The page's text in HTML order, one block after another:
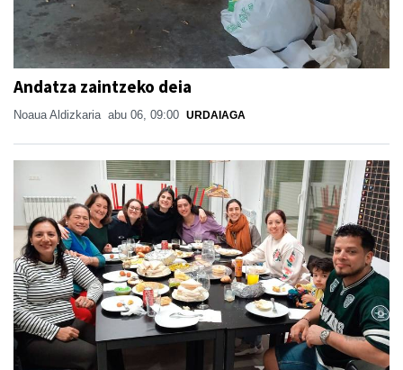
Andatza zaintzeko deia
Noaua Aldizkaria abu 06, 09:00 URDAIAGA